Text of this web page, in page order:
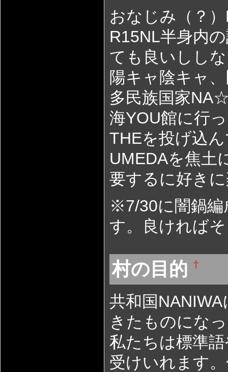
おなじみ（？
R15NL半身内
ても良いしし
陽キャ陰キャ
多民族国家
海YOU館に行
THEを投げ込
UMEDAを焦土
要するに好き
※7/30に闇鍋編
す。良ければ
村の目的 †
共和国
きたものにな
私たちは標準
受けいれます